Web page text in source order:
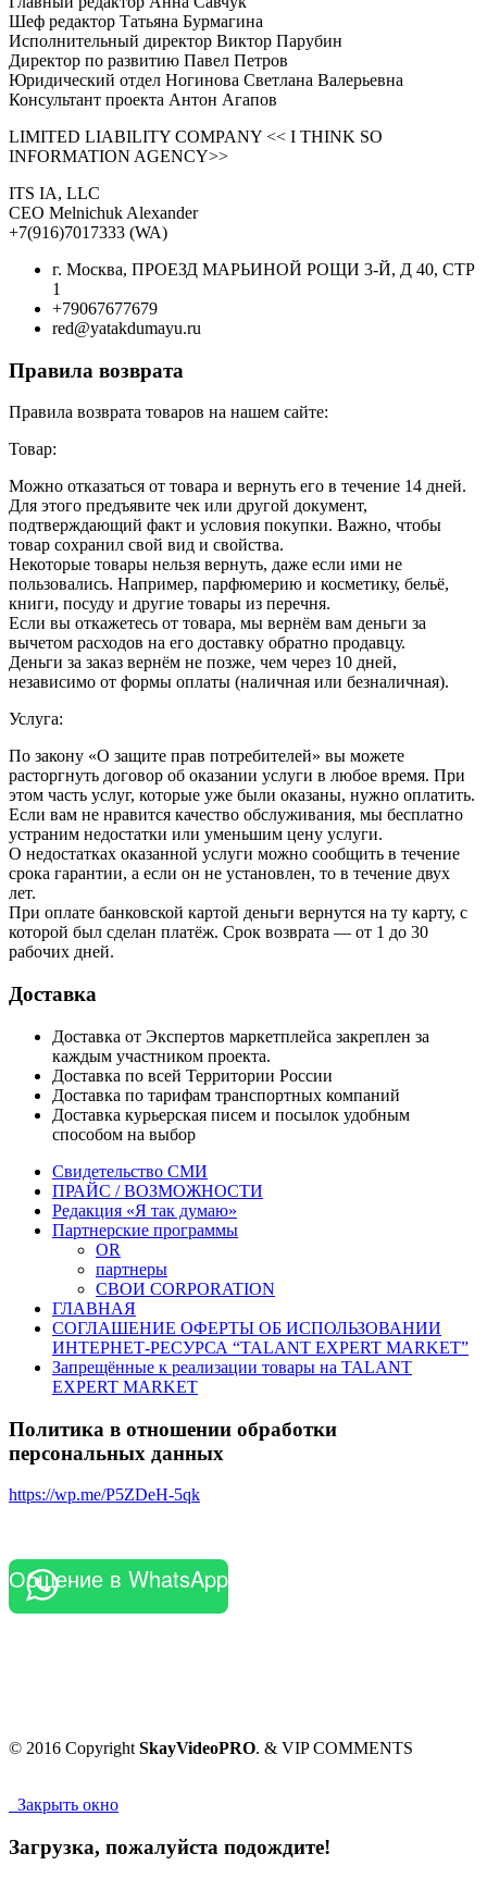
Шеф редактор Татьяна Бурмагина
Исполнительный директор Виктор Парубин
Директор по развитию Павел Петров
Юридический отдел Ногинова Светлана Валерьевна
Консультант проекта Антон Агапов
LIMITED LIABILITY COMPANY << I THINK SO
INFORMATION AGENCY>>
ITS IA, LLC
CEO Melnichuk Alexander
+7(916)7017333 (WA)
г. Москва, ПРОЕЗД МАРЬИНОЙ РОЩИ 3-Й, Д 40, СТР
1
+79067677679
red@yatakdumayu.ru
Правила возврата
Правила возврата товаров на нашем сайте:
Товар:
Можно отказаться от товара и вернуть его в течение 14 дней.
Для этого предъявите чек или другой документ,
подтверждающий факт и условия покупки. Важно, чтобы
товар сохранил свой вид и свойства.
Некоторые товары нельзя вернуть, даже если ими не
пользовались. Например, парфюмерию и косметику, бельё,
книги, посуду и другие товары из перечня.
Если вы откажетесь от товара, мы вернём вам деньги за
вычетом расходов на его доставку обратно продавцу.
Деньги за заказ вернём не позже, чем через 10 дней,
независимо от формы оплаты (наличная или безналичная).
Услуга:
По закону «О защите прав потребителей» вы можете
расторгнуть договор об оказании услуги в любое время. При
этом часть услуг, которые уже были оказаны, нужно оплатить.
Если вам не нравится качество обслуживания, мы бесплатно
устраним недостатки или уменьшим цену услуги.
О недостатках оказанной услуги можно сообщить в течение
срока гарантии, а если он не установлен, то в течение двух
лет.
При оплате банковской картой деньги вернутся на ту карту, с
которой был сделан платёж. Срок возврата — от 1 до 30
рабочих дней.
Доставка
Доставка от Экспертов маркетплейса закреплен за
каждым участником проекта.
Доставка по всей Территории России
Доставка по тарифам транспортных компаний
Доставка курьерская писем и посылок удобным
способом на выбор
Свидетельство СМИ
ПРАЙС / ВОЗМОЖНОСТИ
Редакция «Я так думаю»
Партнерские программы
OR
партнеры
СВОИ CORPORATION
ГЛАВНАЯ
СОГЛАШЕНИЕ ОФЕРТЫ ОБ ИСПОЛЬЗОВАНИИ
ИНТЕРНЕТ-РЕСУРСА “TALANT EXPERT MARKET”
Запрещённые к реализации товары на TALANT
EXPERT MARKET
Политика в отношении обработки
персональных данных
https://wp.me/P5ZDeH-5qk
Общение в WhatsApp
© 2016 Copyright SkayVideoPRO. & VIP COMMENTS
Закрыть окно
Загрузка, пожалуйста подождите!